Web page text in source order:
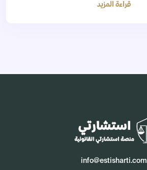
قراءة المزيد
info@estisharti.com